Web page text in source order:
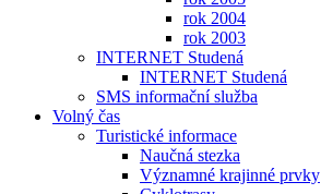
rok 2004
rok 2003
INTERNET Studená
INTERNET Studená
SMS informační služba
Volný čas
Turistické informace
Naučná stezka
Významné krajinné prvky